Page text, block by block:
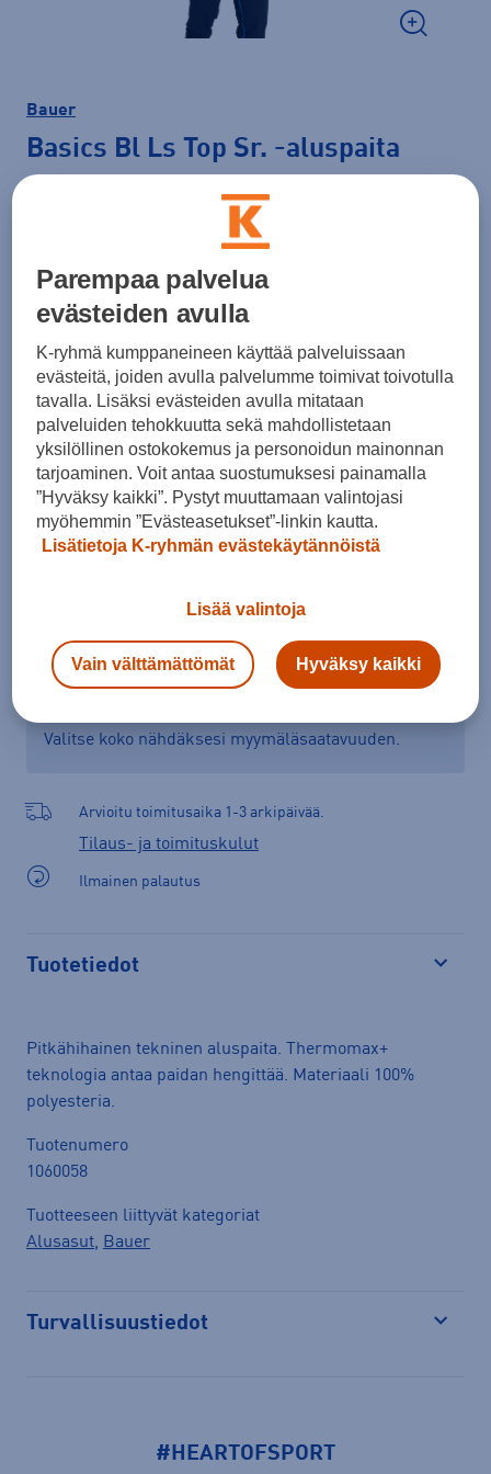
Bauer
Basics Bl Ls Top Sr. -aluspaita
Koko
S M L XL XXL
Kokotaulukko
Lisää ostoskoriin
Verkkokauppa: Ei saatavillaMyymälät: Saatavilla
Valitse koko nähdäksesi myymäläsaatavuuden.
Arvioitu toimitusaika 1-3 arkipäivää.
Tilaus- ja toimituskulut
Ilmainen palautus
Tuotetiedot
Pitkähihainen tekninen aluspaita. Thermomax+
teknologia antaa paidan hengittää. Materiaali 100%
polyesteria.
Tuotenumero
1060058
Tuotteeseen liittyvät kategoriat
Alusasut, Bauer
Turvallisuustiedot
#HEARTOFSPORT
Parempaa palvelua
evästeiden avulla
K-ryhmä kumppaneineen käyttää palveluissaan
evästeitä, joiden avulla palvelumme toimivat toivotulla
tavalla. Lisäksi evästeiden avulla mitataan
palveluiden tehokkuutta sekä mahdollistetaan
yksilöllinen ostokokemus ja personoidun mainonnan
tarjoaminen. Voit antaa suostumuksesi painamalla
”Hyväksy kaikki”. Pystyt muuttamaan valintojasi
myöhemmin ”Evästeasetukset”-linkin kautta.
Lisätietoja K-ryhmän evästekäytännöistä
Lisää valintoja
Vain välttämättömät Hyväksy kaikki